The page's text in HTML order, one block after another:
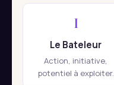
I
Le Bateleur
Action, initiative,
potentiel à exploiter.